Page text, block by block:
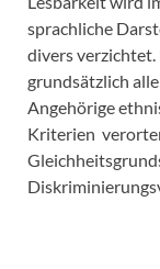
sprachliche
divers
grundsätzlich
Angehörige
Kriterien